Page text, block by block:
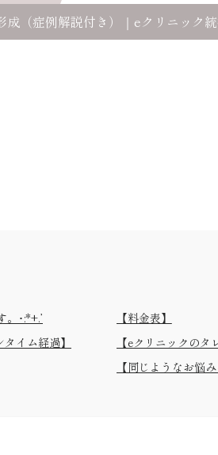
成（症例解説付き）｜eクリニック
･:*+.’
【料金表】
イム経過】
【eクリニックの
【同じようなお悩
のない自然な目元拡大をした